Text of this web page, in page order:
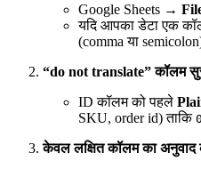
Google Sheets →
यदि आपका डेटा एक
(comma या
“do not translate” कॉलम
ID कॉलम को पहले
SKU, order id) ताकि
केवल लक्षित कॉलम का अनुवाद